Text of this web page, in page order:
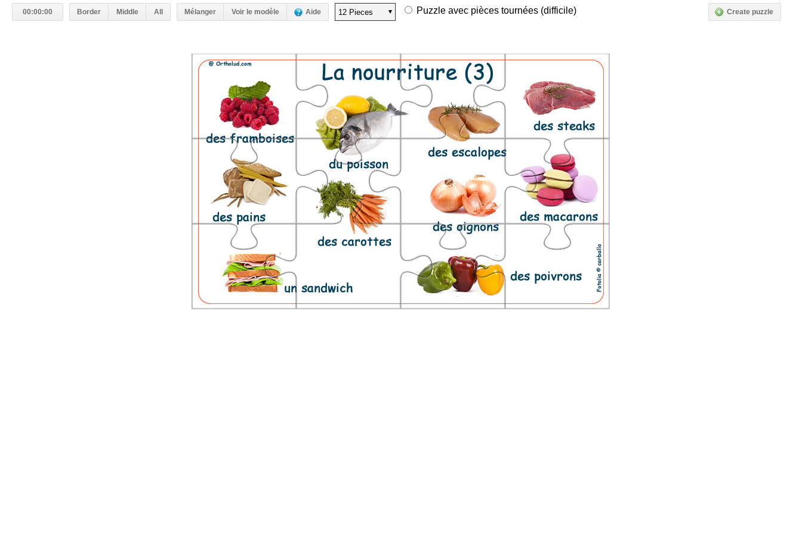
00:00:00 Border Middle All Mélanger Voir le modèle Aide Puzzle avec pièces tournées (difficile) Create puzzle